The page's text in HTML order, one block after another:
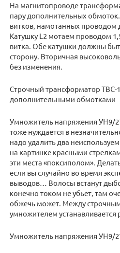
На магнитопроводе
пару дополнительных
витков, намотанных
Катушку L2 мотаем проводом
витка. Обе катушки должны
сторону. Вторичная
без изменения.
Строчный трансформатор ТВС-
дополнительными обмотками
Умножитель напряжения УН9/
тоже нуждается в
надо удалить два
на картинке красными
эти места «поксиполом».
если вы случайно во время
выводов… Волосы встанут
конечно током не убьет, там
обжечь может. Между
умножителем устанавливается
Умножитель напряжения УН9/